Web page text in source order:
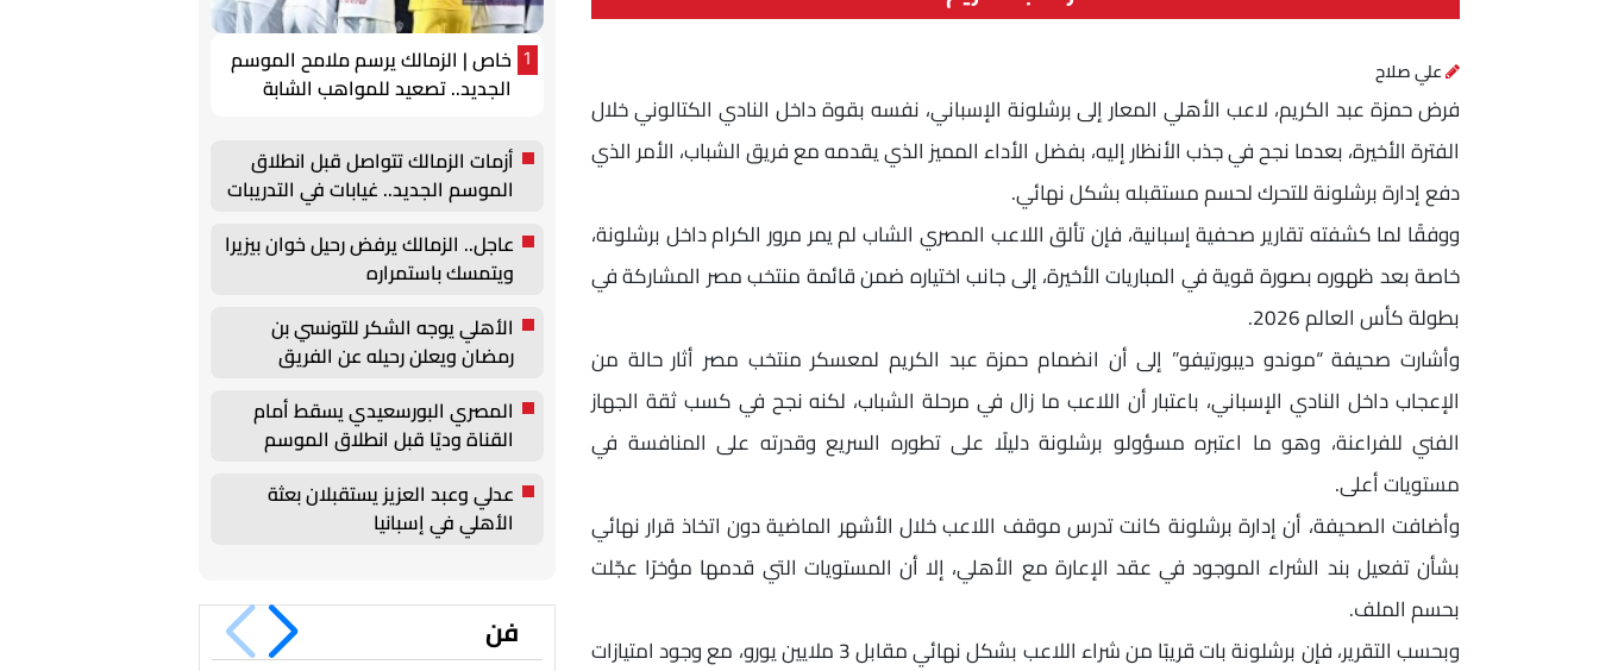
علي صلاح
فرض حمزة عبد الكريم، لاعب الأهلي المعار إلى برشلونة الإسباني، نفسه بقوة داخل النادي الكتالوني خلال
الفترة الأخيرة، بعدما نجح في جذب الأنظار إليه، بفضل الأداء المميز الذي يقدمه مع فريق الشباب، الأمر الذي
دفع إدارة برشلونة للتحرك لحسم مستقبله بشكل نهائي.
ووفقًا لما كشفته تقارير صحفية إسبانية، فإن تألق اللاعب المصري الشاب لم يمر مرور الكرام داخل برشلونة،
خاصة بعد ظهوره بصورة قوية في المباريات الأخيرة، إلى جانب اختياره ضمن قائمة منتخب مصر المشاركة في
بطولة كأس العالم 2026.
وأشارت صحيفة “موندو ديبورتيفو” إلى أن انضمام حمزة عبد الكريم لمعسكر منتخب مصر أثار حالة من
الإعجاب داخل النادي الإسباني، باعتبار أن اللاعب ما زال في مرحلة الشباب، لكنه نجح في كسب ثقة الجهاز
الفني للفراعنة، وهو ما اعتبره مسؤولو برشلونة دليلًا على تطوره السريع وقدرته على المنافسة في
مستويات أعلى.
وأضافت الصحيفة، أن إدارة برشلونة كانت تدرس موقف اللاعب خلال الأشهر الماضية دون اتخاذ قرار نهائي
بشأن تفعيل بند الشراء الموجود في عقد الإعارة مع الأهلي، إلا أن المستويات التي قدمها مؤخرًا عجّلت
بحسم الملف.
وبحسب التقرير، فإن برشلونة بات قريبًا من شراء اللاعب بشكل نهائي مقابل 3 ملايين يورو، مع وجود امتيازات
1
خاص | الزمالك يرسم ملامح الموسم
الجديد.. تصعيد للمواهب الشابة
أزمات الزمالك تتواصل قبل انطلاق
الموسم الجديد.. غيابات في التدريبات
عاجل.. الزمالك يرفض رحيل خوان بيزيرا
ويتمسك باستمراره
الأهلي يوجه الشكر للتونسي بن
رمضان ويعلن رحيله عن الفريق
المصري البورسعيدي يسقط أمام
القناة وديًا قبل انطلاق الموسم
عدلي وعبد العزيز يستقبلان بعثة
الأهلي في إسبانيا
فن